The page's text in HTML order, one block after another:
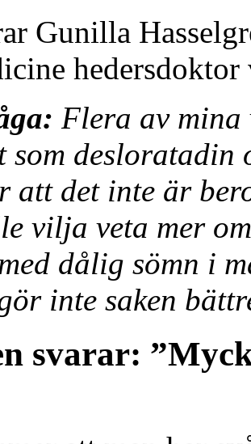
Gunilla
Flera av
som desloratadin
att det inte är
vilja veta mer
dålig sömn i
inte saken
svarar: